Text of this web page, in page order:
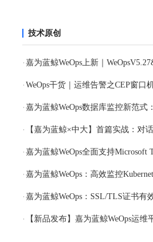
技术原创
WeOps干货｜运维告警之CEP窗口